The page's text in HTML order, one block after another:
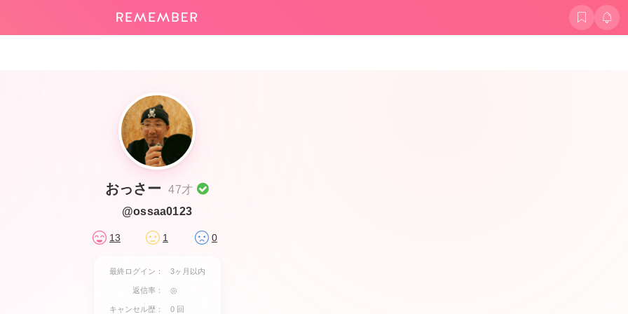
おっさー
47才
@ossaa0123
13 1 0
最終ログイン： 3ヶ月以内
返信率： ◎
キャンセル歴： 0 回